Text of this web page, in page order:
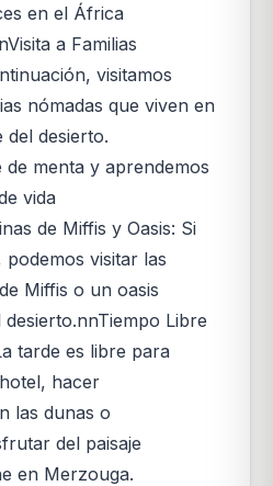
en el África
a Familias
visitamos
nómadas que viven en
del desierto.
de menta y aprendemos
vida
de Miffis y Oasis: Si
podemos visitar las
Miffis o un oasis
Libre
tarde es libre para
hacer
las dunas o
del paisaje
en Merzouga.